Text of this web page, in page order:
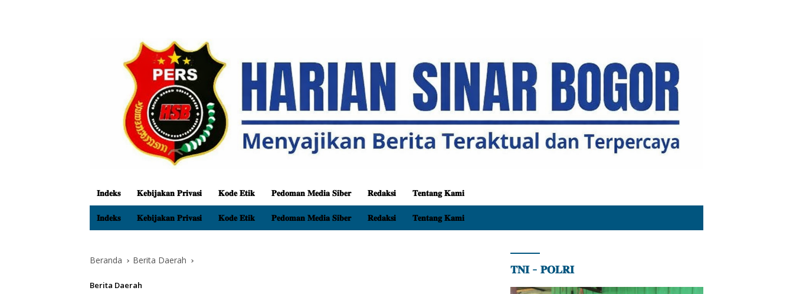
𝐈𝐧𝐝𝐞𝐤𝐬 𝐊𝐞𝐛𝐢𝐣𝐚𝐤𝐚𝐧 𝐏𝐫𝐢𝐯𝐚𝐬𝐢 𝐊𝐨𝐝𝐞 𝐄𝐭𝐢𝐤 𝐏𝐞𝐝𝐨𝐦𝐚𝐧 𝐌𝐞𝐝𝐢𝐚 𝐒𝐢𝐛𝐞𝐫 𝐑𝐞𝐝𝐚𝐤𝐬𝐢 𝐓𝐞𝐧𝐭𝐚𝐧𝐠 𝐊𝐚𝐦𝐢
𝐈𝐧𝐝𝐞𝐤𝐬 𝐊𝐞𝐛𝐢𝐣𝐚𝐤𝐚𝐧 𝐏𝐫𝐢𝐯𝐚𝐬𝐢 𝐊𝐨𝐝𝐞 𝐄𝐭𝐢𝐤 𝐏𝐞𝐝𝐨𝐦𝐚𝐧 𝐌𝐞𝐝𝐢𝐚 𝐒𝐢𝐛𝐞𝐫 𝐑𝐞𝐝𝐚𝐤𝐬𝐢 𝐓𝐞𝐧𝐭𝐚𝐧𝐠 𝐊𝐚𝐦𝐢
Beranda Berita Daerah
Berita Daerah
𝐓𝐍𝐈 – 𝐏𝐎𝐋𝐑𝐈